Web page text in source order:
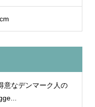
意なデンマーク人の